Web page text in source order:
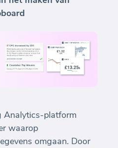
Analytics-platform
waarop
omgaan. Door